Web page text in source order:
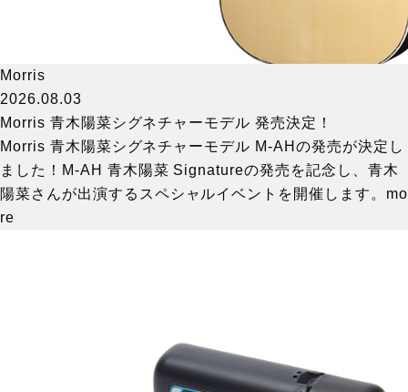
Morris
2026.08.03
Morris 青木陽菜シグネチャーモデル 発売決定！
Morris 青木陽菜シグネチャーモデル M-AHの発売が決定し
ました！M-AH 青木陽菜 Signatureの発売を記念し、青木
陽菜さんが出演するスペシャルイベントを開催します。 mo
re